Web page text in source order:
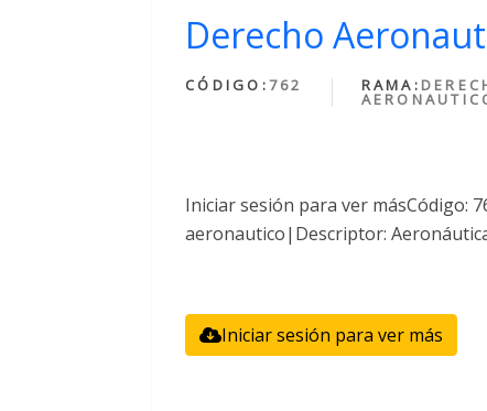
Derecho
CÓDIGO: 762 RAMA:
Iniciar sesión para ver másCódigo:
aeronautico|Descriptor:
Iniciar sesión para ver más